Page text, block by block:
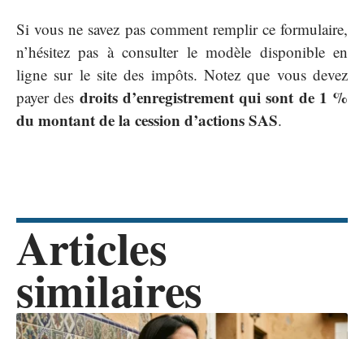
Si vous ne savez pas comment remplir ce formulaire,
n’hésitez pas à consulter le modèle disponible en
ligne sur le site des impôts. Notez que vous devez
payer des droits d’enregistrement qui sont de 1 %
du montant de la cession d’actions SAS.
Articles
similaires